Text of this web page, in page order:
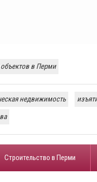
в Перми
недвижимость
Строительство в Перми